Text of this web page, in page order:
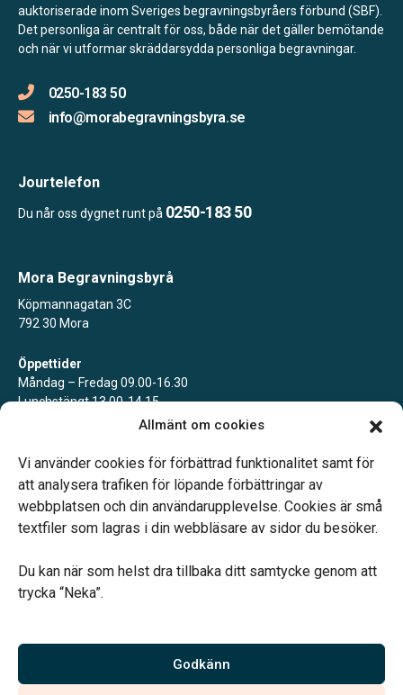
Allmänt om cookies
Vi använder cookies för förbättrad funktionalitet samt för
att analysera trafiken för löpande förbättringar av
webbplatsen och din användarupplevelse. Cookies är små
textfiler som lagras i din webbläsare av sidor du besöker.
Du kan när som helst dra tillbaka ditt samtycke genom att
trycka “Neka”.
Godkänn
auktoriserade inom Sveriges begravningsbyråers förbund (SBF).
Det personliga är centralt för oss, både när det gäller bemötande
och när vi utformar skräddarsydda personliga begravningar.
0250-183 50
info@morabegravningsbyra.se
Jourtelefon
Du når oss dygnet runt på 0250-183 50
Mora Begravningsbyrå
Köpmannagatan 3C
792 30 Mora
Öppettider
Måndag – Fredag 09.00-16.30
Lunchstängt 13.00-14.15
Ibland kan vi behöva stänga en kortare stund, för att vara till stöd
telefon.
Vårt systerbolag Verahill hjälper dig med familjejuridiken –
Vi är auktoriserade av Sveriges Begravningsbyråers Förbund och